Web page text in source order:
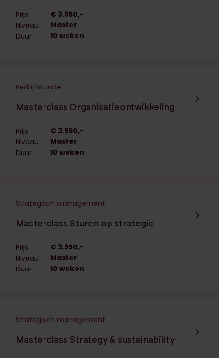
Prijs
€ 3.950,-
Niveau
Master
Duur
10 weken
Bedrijfskunde
Masterclass Organisatieontwikkeling
Prijs
€ 3.950,-
Niveau
Master
Duur
10 weken
Strategisch management
Masterclass Sturen op strategie
Prijs
€ 3.950,-
Niveau
Master
Duur
10 weken
Strategisch management
Masterclass Strategy & sustainability